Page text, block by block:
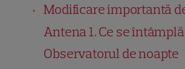
Modificare importantă
Antena 1. Ce se
Observatorul de noapte